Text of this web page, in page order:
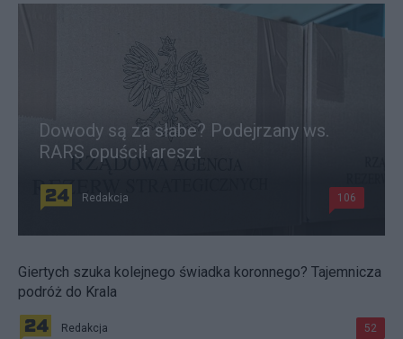
Dowody są za słabe? Podejrzany ws.
RARS opuścił areszt
Redakcja 106
Giertych szuka kolejnego świadka koronnego? Tajemnicza
podróż do Krala
Redakcja 52